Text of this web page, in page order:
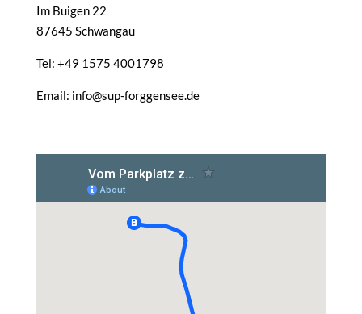
Im Buigen 22
87645 Schwangau
Tel: +49 1575 4001798
Email: info@sup-forggensee.de